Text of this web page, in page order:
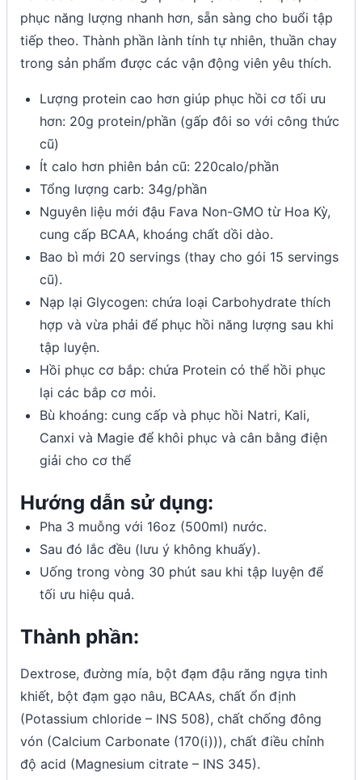
phục năng lượng nhanh hơn, sẵn sàng cho buổi tập
tiếp theo. Thành phần lành tính tự nhiên, thuần chay
trong sản phẩm được các vận động viên yêu thích.
Lượng protein cao hơn giúp phục hồi cơ tối ưu
hơn: 20g protein/phần (gấp đôi so với công thức
cũ)
Ít calo hơn phiên bản cũ: 220calo/phần
Tổng lượng carb: 34g/phần
Nguyên liệu mới đậu Fava Non-GMO từ Hoa Kỳ,
cung cấp BCAA, khoáng chất dồi dào.
Bao bì mới 20 servings (thay cho gói 15 servings
cũ).
Nạp lại Glycogen: chứa loại Carbohydrate thích
hợp và vừa phải để phục hồi năng lượng sau khi
tập luyện.
Hồi phục cơ bắp: chứa Protein có thể hồi phục
lại các bắp cơ mỏi.
Bù khoáng: cung cấp và phục hồi Natri, Kali,
Canxi và Magie để khôi phục và cân bằng điện
giải cho cơ thể
Hướng dẫn sử dụng:
Pha 3 muỗng với 16oz (500ml) nước.
Sau đó lắc đều (lưu ý không khuấy).
Uống trong vòng 30 phút sau khi tập luyện để
tối ưu hiệu quả.
Thành phần:
Dextrose, đường mía, bột đạm đậu răng ngựa tinh
khiết, bột đạm gạo nâu, BCAAs, chất ổn định
(Potassium chloride – INS 508), chất chống đông
vón (Calcium Carbonate (170(i))), chất điều chỉnh
độ acid (Magnesium citrate – INS 345).